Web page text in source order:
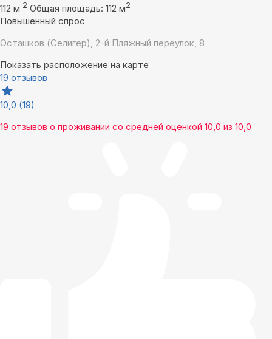
112 м 2 Общая площадь: 112 м2
Повышенный спрос
Осташков (Селигер), 2-й Пляжный переулок, 8
Показать расположение на карте
19 отзывов
10,0 (19)
19 отзывов о проживании со средней оценкой 10,0 из 10,0